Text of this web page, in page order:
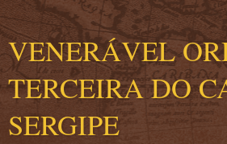
VENERÁVEL
TERCEIRA DO
SERGIPE